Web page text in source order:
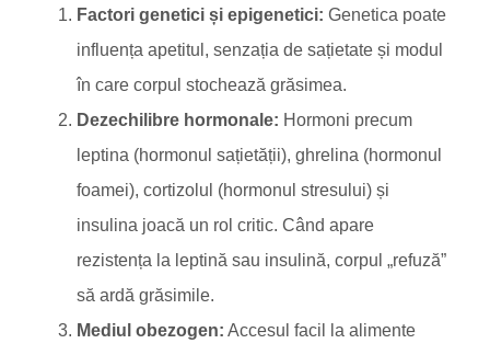
Factori genetici și epigenetici: Genetica poate
influența apetitul, senzația de sațietate și modul
în care corpul stochează grăsimea.
Dezechilibre hormonale: Hormoni precum
leptina (hormonul sațietății), ghrelina (hormonul
foamei), cortizolul (hormonul stresului) și
insulina joacă un rol critic. Când apare
rezistența la leptină sau insulină, corpul „refuză”
să ardă grăsimile.
Mediul obezogen: Accesul facil la alimente